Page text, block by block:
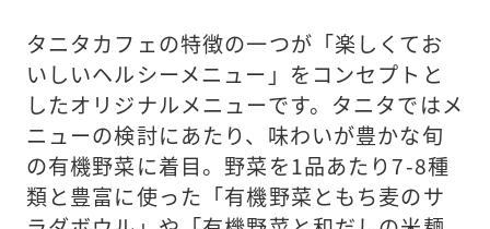
タニタカフェの特徴の一つが「楽しくてお
いしいヘルシーメニュー」をコンセプトと
したオリジナルメニューです。タニタではメ
ニューの検討にあたり、味わいが豊かな旬
の有機野菜に着目。野菜を1品あたり7-8種
類と豊富に使った「有機野菜ともち麦のサ